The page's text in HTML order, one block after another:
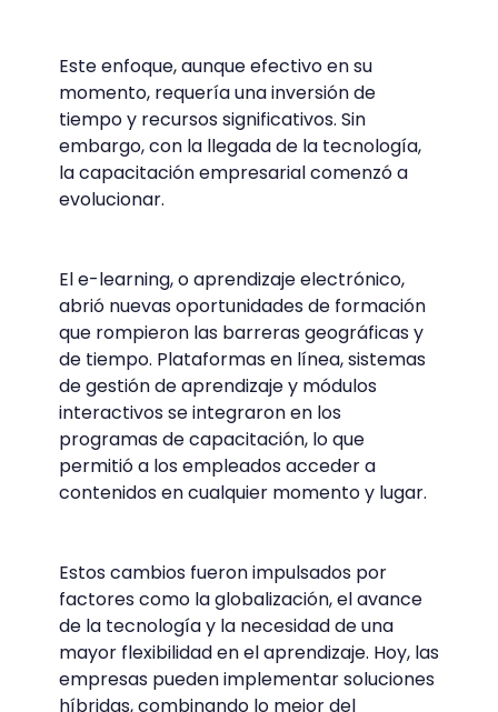
Este enfoque, aunque efectivo en su
momento, requería una inversión de
tiempo y recursos significativos. Sin
embargo, con la llegada de la tecnología,
la capacitación empresarial comenzó a
evolucionar.
El e-learning, o aprendizaje electrónico,
abrió nuevas oportunidades de formación
que rompieron las barreras geográficas y
de tiempo. Plataformas en línea, sistemas
de gestión de aprendizaje y módulos
interactivos se integraron en los
programas de capacitación, lo que
permitió a los empleados acceder a
contenidos en cualquier momento y lugar.
Estos cambios fueron impulsados por
factores como la globalización, el avance
de la tecnología y la necesidad de una
mayor flexibilidad en el aprendizaje. Hoy, las
empresas pueden implementar soluciones
híbridas, combinando lo mejor del